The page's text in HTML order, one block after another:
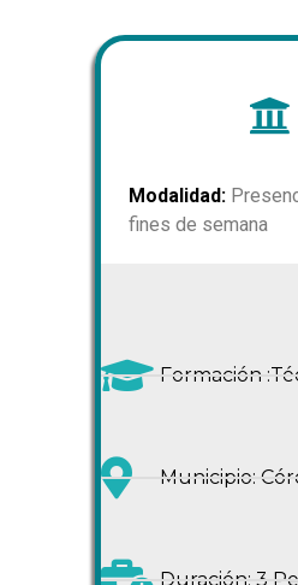
Modalidad:
fines de semana
Formación
Municipio:
Duración: 3